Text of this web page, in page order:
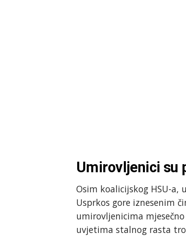
Umirovljenici su
Osim koalicijskog HSU-a,
Usprkos gore iznesenim
umirovljenicima
uvjetima stalnog rasta